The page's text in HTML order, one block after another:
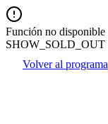
Función no disponible
SHOW_SOLD_OUT
Volver al programa